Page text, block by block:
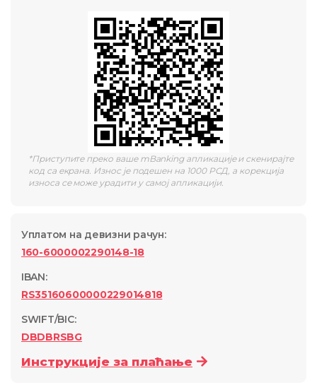
*Приступите преко ваше mBanking апликације и скенирајте
код са екрана. Износ је подешен на 1000 РСД, а корекција
износа се може урадити у самој апликацији.
Уплатом на девизни рачун:
160-6000002290148-18
IBAN:
RS35160600000229014818
SWIFT/BIC:
DBDBRSBG
Инструкције за плаћање